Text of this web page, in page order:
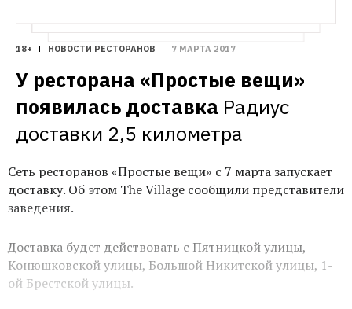
18+ НОВОСТИ РЕСТОРАНОВ 7 МАРТА 2017
У ресторана «Простые вещи»
появилась доставка Радиус
доставки 2,5 километра
Сеть ресторанов «Простые вещи» с 7 марта запускает
доставку. Об этом The Village сообщили представители
заведения.
Доставка будет действовать с Пятницкой улицы,
Конюшковской улицы, Большой Никитской улицы, 1-
ой Брестской улицы.